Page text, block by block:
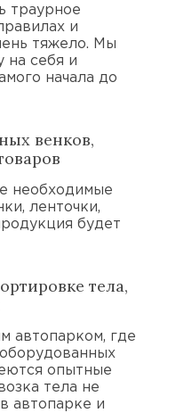
траурное
и
тяжело. Мы
на себя и
начала до
венков,
необходимые
ленточки,
будет
тела,
автопарком, где
опытные
тела не
автопарке и